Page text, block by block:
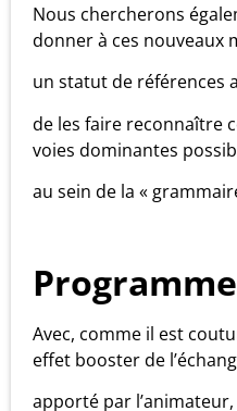
Nous chercherons
donner à ces nouveaux
un statut de références
de les faire reconnaître
voies dominantes
au sein de la «
Programme
Avec, comme il est
effet booster de
apporté par